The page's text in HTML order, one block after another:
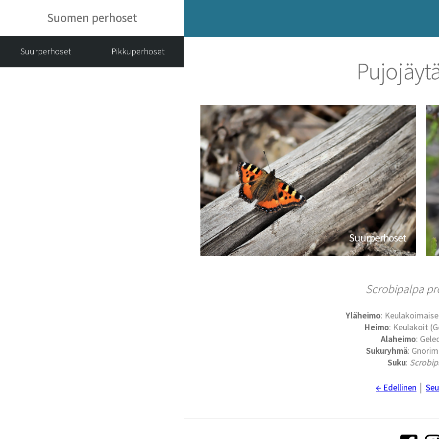
Suomen perhoset
Suurperhoset Pikkuperhoset
Suurperhoset
Scrobipalpa
Yläheimo:
Heimo: Keulakoit
Alaheimo:
Sukuryhmä:
Suku:
← Edellinen